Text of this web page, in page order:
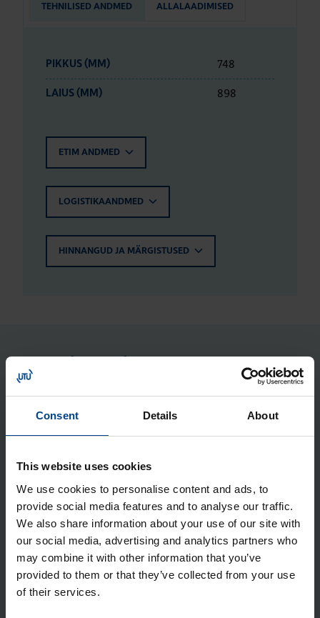
Consent Details About
This website uses cookies
We use cookies to personalise content and ads, to
provide social media features and to analyse our traffic.
We also share information about your use of our site with
our social media, advertising and analytics partners who
may combine it with other information that you’ve
provided to them or that they’ve collected from your use
of their services.
TEHNILISED ANDMED ALLALAADIMISED
PIKKUS (MM) 748
LAIUS (MM) 898
ETIM ANDMED
LOGISTIKAANDMED
HINNANGUD JA MÄRGISTUSED
950x800x300 mm, metall, IP65
Jao­tus­kilp Orion Plus, 950x800x250
mm, metall, IP65
Tootekood: FL127A
Jao­tus­kilp Orion Plus, 950x800x300
mm, metall, IP65
Tootekood: FL128A